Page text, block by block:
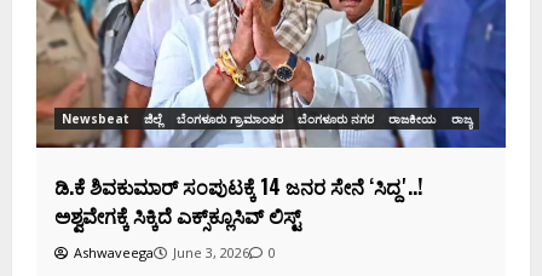
Ashwaveega June 3, 2026 0